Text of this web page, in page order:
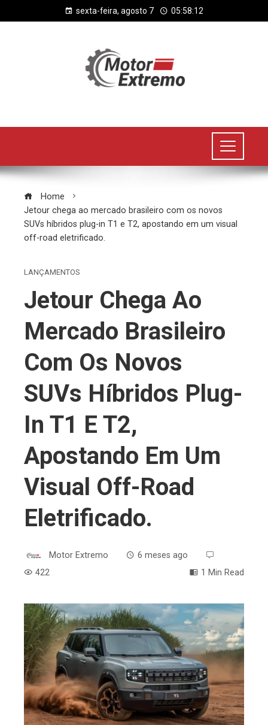
sexta-feira, agosto 7 05:58:13
Home
Jetour chega ao mercado brasileiro com os novos
SUVs híbridos plug-in T1 e T2, apostando em um visual
off-road eletrificado.
LANÇAMENTOS
Jetour Chega Ao
Mercado Brasileiro
Com Os Novos
SUVs Híbridos Plug-
In T1 E T2,
Apostando Em Um
Visual Off-Road
Eletrificado.
Motor Extremo
6 meses ago
422
1 Min Read